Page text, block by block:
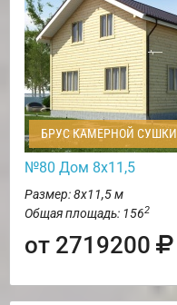
БРУС КАМЕРНОЙ СУШКИ
№80 Дом 8х11,5
Размер: 8х11,5 м
Общая площадь: 1562
от 2719200